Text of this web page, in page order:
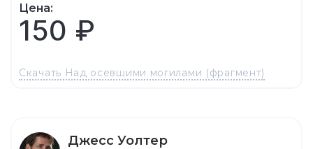
Цена:
150 ₽
Скачать Над осевшими могилами (фрагмент)
Джесс Уолтер